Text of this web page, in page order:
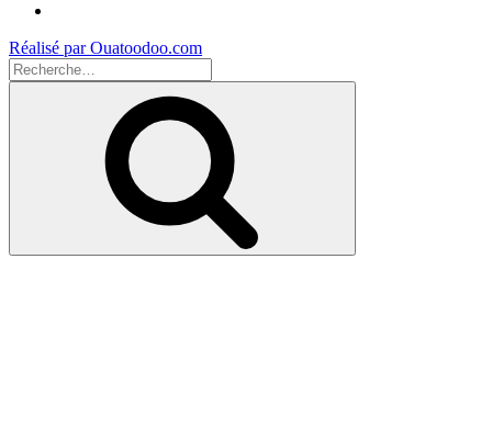
Réalisé par Ouatoodoo.com
Recherche
pour